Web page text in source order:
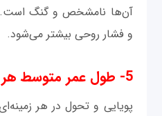
آن‌ها نامشخص و گنگ
و فشار روحی بیشتر می‌شود.
5- طول عمر متوسط هر شغل
پویایی و تحول در هر